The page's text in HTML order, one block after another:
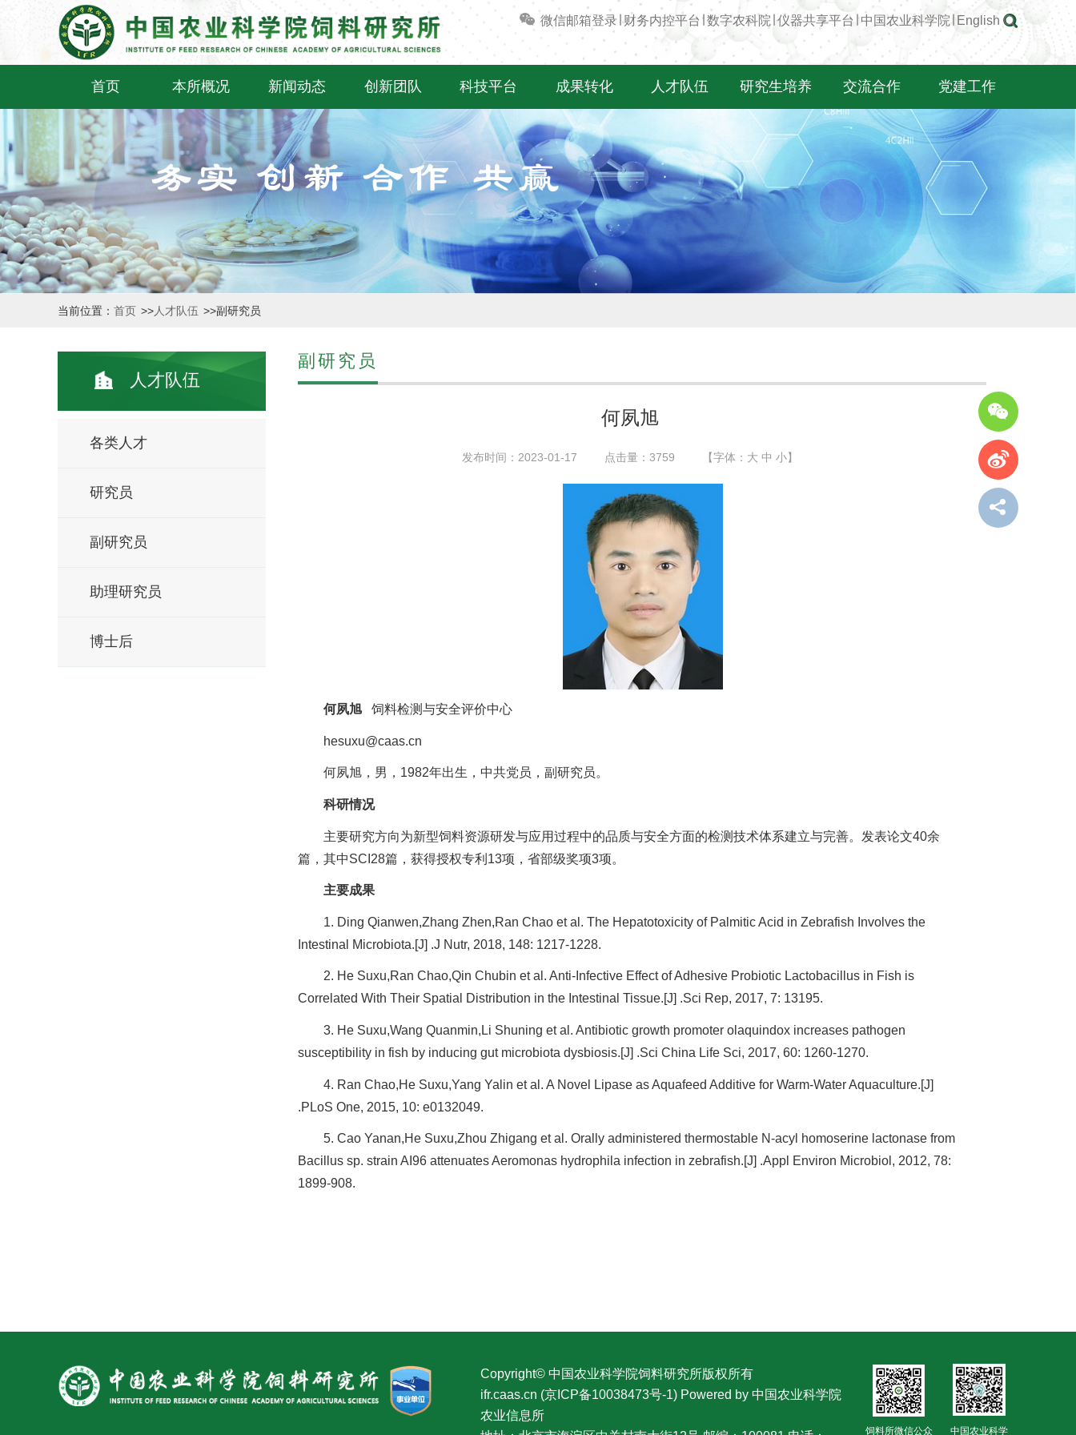
微信邮箱登录 ∣财务内控平台 ∣ 数字农科院 ∣仪器共享平台 ∣中国农业科学院 English
首页 本所概况 新闻动态 创新团队 科技平台 成果转化 人才队伍 研究生培养 交流合作 党建工作
当前位置： 首页 >>人才队伍 >>副研究员
人才队伍
各类人才
研究员
副研究员
助理研究员
博士后
副研究员
何夙旭
发布时间：2023-01-17 点击量： 3759 【字体： 大 中 小】
何夙旭 饲料检测与安全评价中心
hesuxu@caas.cn
何夙旭，男，1982年出生，中共党员，副研究员。
科研情况
主要研究方向为新型饲料资源研发与应用过程中的品质与安全方面的检测技术体系建立与完善。发表论文40余
篇，其中SCI28篇，获得授权专利13项，省部级奖项3项。
主要成果
1. Ding Qianwen,Zhang Zhen,Ran Chao et al. The Hepatotoxicity of Palmitic Acid in Zebrafish Involves the
Intestinal Microbiota.[J] .J Nutr, 2018, 148: 1217-1228.
2. He Suxu,Ran Chao,Qin Chubin et al. Anti-Infective Effect of Adhesive Probiotic Lactobacillus in Fish is
Correlated With Their Spatial Distribution in the Intestinal Tissue.[J] .Sci Rep, 2017, 7: 13195.
3. He Suxu,Wang Quanmin,Li Shuning et al. Antibiotic growth promoter olaquindox increases pathogen
susceptibility in fish by inducing gut microbiota dysbiosis.[J] .Sci China Life Sci, 2017, 60: 1260-1270.
4. Ran Chao,He Suxu,Yang Yalin et al. A Novel Lipase as Aquafeed Additive for Warm-Water Aquaculture.[J]
.PLoS One, 2015, 10: e0132049.
5. Cao Yanan,He Suxu,Zhou Zhigang et al. Orally administered thermostable N-acyl homoserine lactonase from
Bacillus sp. strain AI96 attenuates Aeromonas hydrophila infection in zebrafish.[J] .Appl Environ Microbiol, 2012, 78:
1899-908.
饲料所微信公众 中国农业科学
Copyright© 中国农业科学院饲料研究所版权所有
ifr.caas.cn (京ICP备10038473号-1) Powered by 中国农业科学院
农业信息所